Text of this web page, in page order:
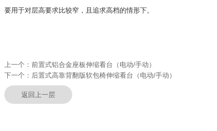
要用于对层高要求比较窄，且追求高档的情形下。
上一个： 前置式铝合金座板伸缩看台（电动/手动）
下一个： 后置式高靠背翻版软包椅伸缩看台（电动/手动）
返回上一层